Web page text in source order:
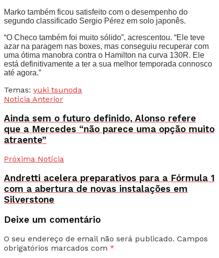
Marko também ficou satisfeito com o desempenho do
segundo classificado Sergio Pérez em solo japonês.
“O Checo também foi muito sólido”, acrescentou. “Ele teve
azar na paragem nas boxes, mas conseguiu recuperar com
uma ótima manobra contra o Hamilton na curva 130R. Ele
está definitivamente a ter a sua melhor temporada connosco
até agora.”
Temas: yuki tsunoda
Notícia Anterior
Ainda sem o futuro definido, Alonso refere
que a Mercedes “não parece uma opção muito
atraente”
Próxima Notícia
Andretti acelera preparativos para a Fórmula 1
com a abertura de novas instalações em
Silverstone
Deixe um comentário
O seu endereço de email não será publicado. Campos
obrigatórios marcados com *